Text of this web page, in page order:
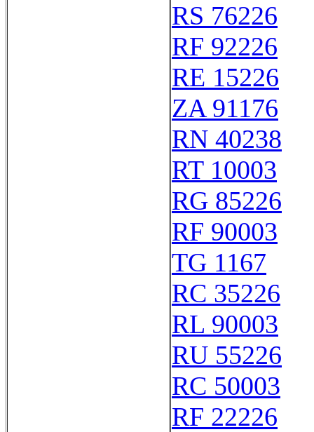
RS 76226
RF 92226
RE 15226
ZA 91176
RN 40238
RT 10003
RG 85226
RF 90003
TG 1167
RC 35226
RL 90003
RU 55226
RC 50003
RF 22226